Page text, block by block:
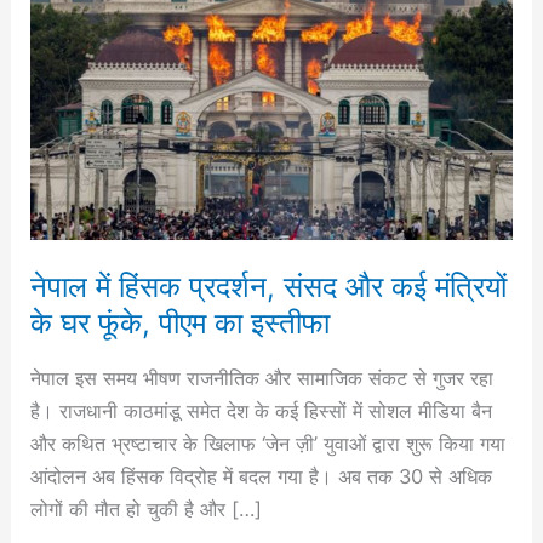
नेपाल में हिंसक प्रदर्शन, संसद और कई मंत्रियों
के घर फूंके, पीएम का इस्तीफा
नेपाल इस समय भीषण राजनीतिक और सामाजिक संकट से गुजर रहा
है। राजधानी काठमांडू समेत देश के कई हिस्सों में सोशल मीडिया बैन
और कथित भ्रष्टाचार के खिलाफ ‘जेन ज़ी’ युवाओं द्वारा शुरू किया गया
आंदोलन अब हिंसक विद्रोह में बदल गया है। अब तक 30 से अधिक
लोगों की मौत हो चुकी है और […]
में
हिंसक
प्रदर्शन,
संसद
और
कई
मंत्रियों
के
घर
फूंके,
पीएम
का
इस्तीफा